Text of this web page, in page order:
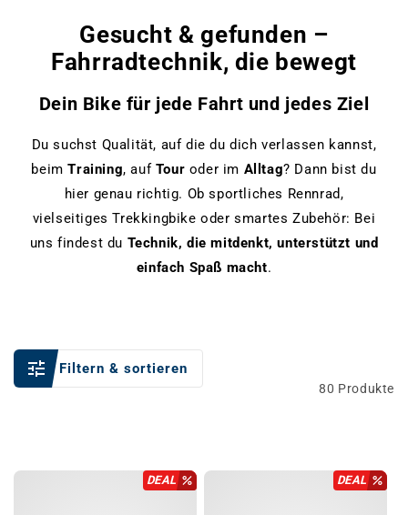
Gesucht & gefunden –
Fahrradtechnik, die bewegt
Dein Bike für jede Fahrt und jedes Ziel
Du suchst Qualität, auf die du dich verlassen kannst,
beimTraining, auf Tour oder im Alltag? Dann bist du
hier genau richtig. Ob sportliches Rennrad,
vielseitiges Trekkingbike oder smartes Zubehör: Bei
uns findest du Technik, die mitdenkt, unterstützt und
einfach Spaß macht.
Filtern & sortieren
80 Produkte
DEAL DEAL